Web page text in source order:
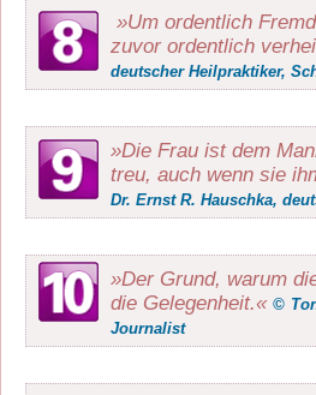
»Um ordentlich
zuvor ordentlich
deutscher Heilpraktiker,
»Die Frau ist dem
treu, auch wenn sie
Dr. Ernst R. Hauschka,
»Der Grund, warum
die Gelegenheit.« ©
Journalist